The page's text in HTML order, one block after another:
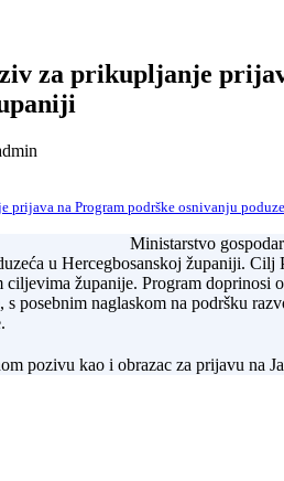
za prikupljanje
na Program podrške osnivanju
Ministarstvo
u Hercegbosanskoj županiji.
ciljevima županije. Program
posebnim naglaskom na podršku
pozivu kao i obrazac za prijavu na